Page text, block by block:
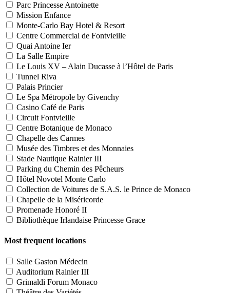
Parc Princesse Antoinette
Mission Enfance
Monte-Carlo Bay Hotel & Resort
Centre Commercial de Fontvieille
Quai Antoine Ier
La Salle Empire
Le Louis XV – Alain Ducasse à l’Hôtel de Paris
Tunnel Riva
Palais Princier
Le Spa Métropole by Givenchy
Casino Café de Paris
Circuit Fontvieille
Centre Botanique de Monaco
Chapelle des Carmes
Musée des Timbres et des Monnaies
Stade Nautique Rainier III
Parking du Chemin des Pêcheurs
Hôtel Novotel Monte Carlo
Collection de Voitures de S.A.S. le Prince de Monaco
Chapelle de la Miséricorde
Promenade Honoré II
Bibliothèque Irlandaise Princesse Grace
Most frequent locations
Salle Gaston Médecin
Auditorium Rainier III
Grimaldi Forum Monaco